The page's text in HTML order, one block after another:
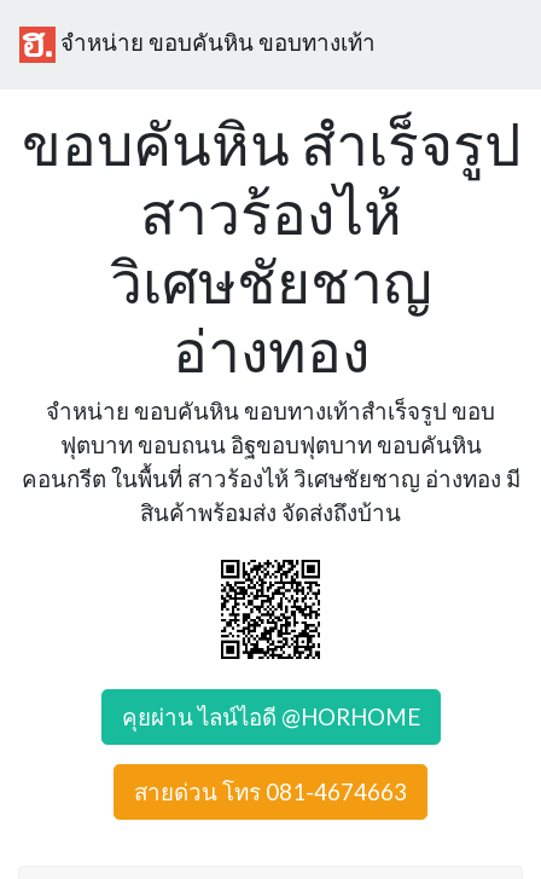
จำหน่าย ขอบคันหิน ขอบทางเท้า
ขอบคันหิน สำเร็จรูป
สาวร้องไห้
วิเศษชัยชาญ
อ่างทอง
จำหน่าย ขอบคันหิน ขอบทางเท้าสำเร็จรูป ขอบ
ฟุตบาท ขอบถนน อิฐขอบฟุตบาท ขอบคันหิน
คอนกรีต ในพื้นที่ สาวร้องไห้ วิเศษชัยชาญ อ่างทอง มี
สินค้าพร้อมส่ง จัดส่งถึงบ้าน
คุยผ่าน ไลน์ไอดี @HORHOME
สายด่วน โทร 081-4674663